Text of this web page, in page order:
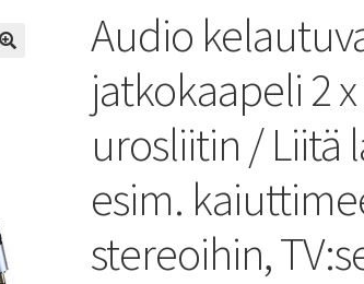
Audio
jatkokaapeli 2
urosliitin / Liitä
esim.
stereoihin,